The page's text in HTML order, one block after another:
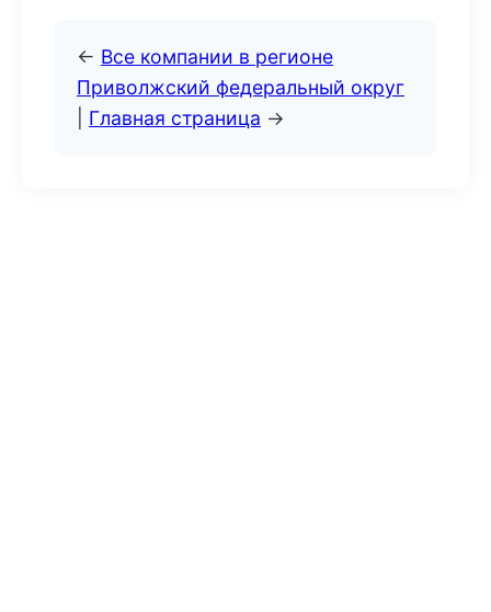
← Все компании в регионе
Приволжский федеральный округ
Главная страница →